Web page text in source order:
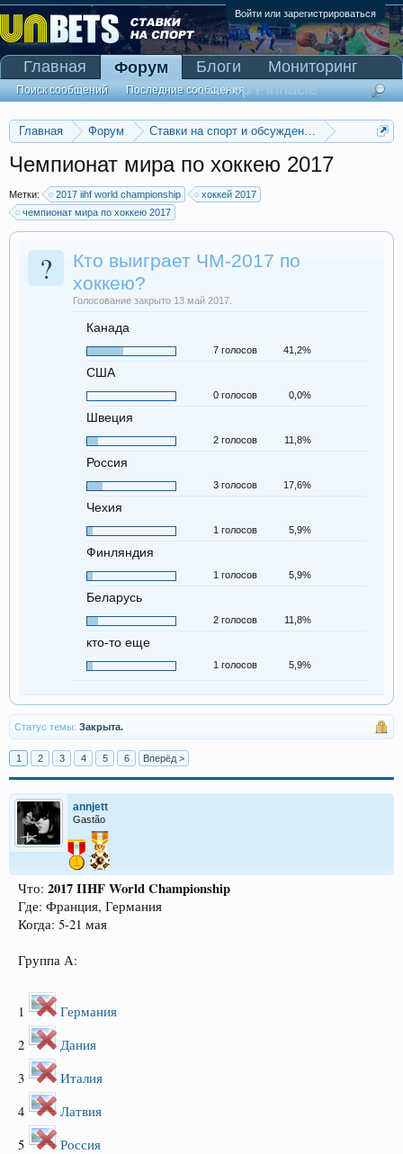
Войти или зарегистрироваться
Главная Форум
Ставки на спорт и обсуждение спортивных
Чемпионат мира по хоккею 2017
Метки: 2017 iihf world championship
хоккей 2017
чемпионат мира по хоккею 2017
?
Кто выиграет ЧМ-2017 по
хоккею?
Голосование закрыто 13 май 2017.
Канада
7 голосов 41,2%
США
0 голосов 0,0%
Швеция
2 голосов 11,8%
Россия
3 голосов 17,6%
Чехия
1 голосов 5,9%
Финляндия
1 голосов 5,9%
Беларусь
2 голосов 11,8%
кто-то еще
1 голосов 5,9%
Статус темы: Закрыта.
1 2 3 4 5 6 Вперёд >
annjett
Gastão
Что: 2017 IIHF World Championship
Где: Франция, Германия
Когда: 5-21 мая
Группа А:
1
Германия
2
Дания
3
Италия
4
Латвия
5
Россия
Главная Форум
Поиск сообщений Последние сообщения
Блоги
Мониторинг
Сканер Pinnacle